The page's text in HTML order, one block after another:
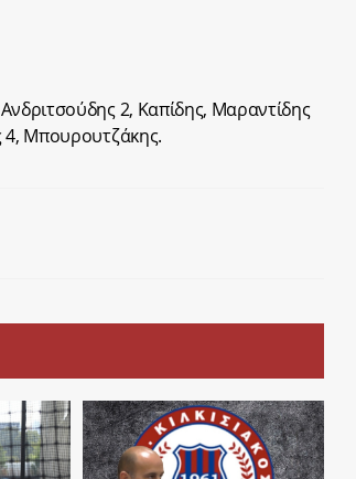
2, Καπίδης, Μαραντίδης
4, Μπουρουτζάκης.